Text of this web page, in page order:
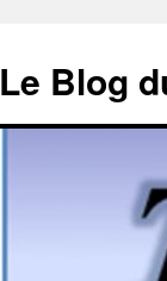
Le Blog